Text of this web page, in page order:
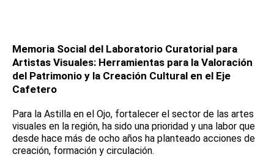
Memoria Social del Laboratorio Curatorial para
Artistas Visuales: Herramientas para la Valoración
del Patrimonio y la Creación Cultural en el Eje
Cafetero
Para la Astilla en el Ojo, fortalecer el sector de las artes
visuales en la región, ha sido una prioridad y una labor que
desde hace más de ocho años ha planteado acciones de
creación, formación y circulación.